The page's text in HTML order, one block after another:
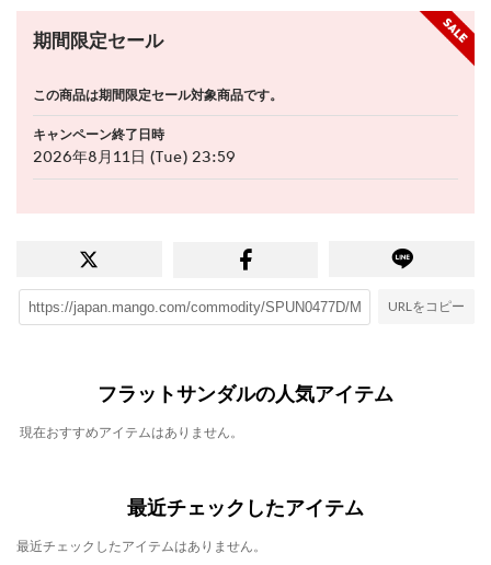
期間限定セール
この商品は期間限定セール対象商品です。
キャンペーン終了日時
2026年8月11日 (Tue) 23:59
URLをコピー
フラットサンダルの人気アイテム
現在おすすめアイテムはありません。
最近チェックしたアイテム
最近チェックしたアイテムはありません。